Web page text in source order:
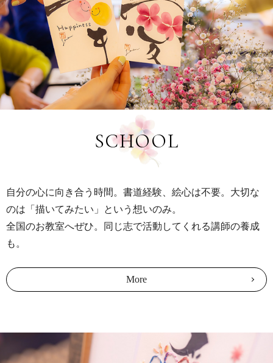
SCHOOL
自分の心に向き合う時間。書道経験、絵心は不要。大切な
のは「描いてみたい」という想いのみ。
全国のお教室へぜひ。同じ志で活動してくれる講師の養成
も。
More